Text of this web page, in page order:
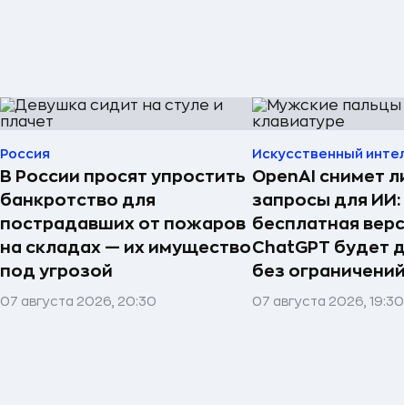
Россия
В России просят упростить
банкротство для
пострадавших от пожаров
на складах — их имущество
под угрозой
07 августа 2026, 20:30
Искусственный
OpenAI снимет
запросы для ИИ:
бесплатная
ChatGPT будет
без ограничений
07 августа 2026, 19:30